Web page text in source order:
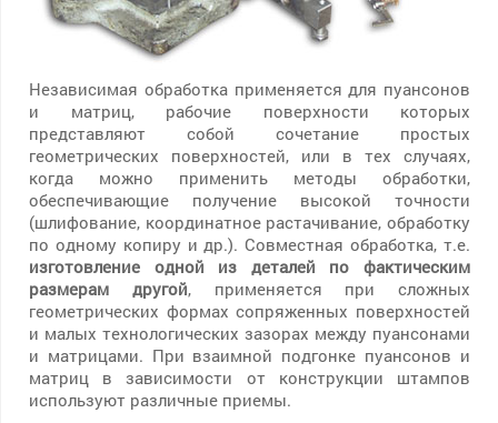
Независимая обработка применяется для пуансонов
и матриц, рабочие поверхности которых
представляют собой сочетание простых
геометрических поверхностей, или в тех случаях,
когда можно применить методы обработки,
обеспечивающие получение высокой точности
(шлифование, координатное растачивание, обработку
по одному копиру и др.). Совместная обработка, т.е.
изготовление одной из деталей по фактическим
размерам другой, применяется при сложных
геометрических формах сопряженных поверхностей
и малых технологических зазорах между пуансонами
и матрицами. При взаимной подгонке пуансонов и
матриц в зависимости от конструкции штампов
используют различные приемы.